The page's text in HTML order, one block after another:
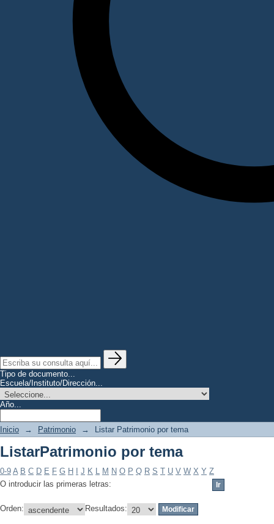
Tipo de documento...
Escuela/Instituto/Dirección...
Año...
Inicio → Patrimonio → Listar Patrimonio por tema
ListarPatrimonio por tema
0-9 A B C D E F G H J K L M N O P Q R S T U V W X Y Z
O introducir las primeras letras:
Orden: Resultados: